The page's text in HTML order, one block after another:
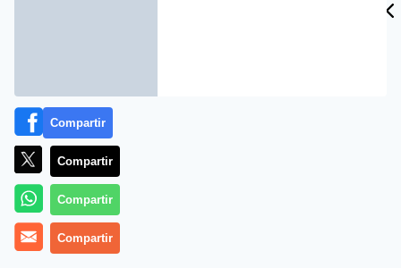
Compartir
Compartir
Compartir
Compartir